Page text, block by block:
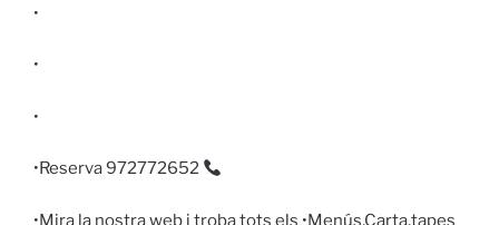
•
•
•
•Reserva 972772652
•Mira la nostra web i troba tots els •Menús,Carta,tapes